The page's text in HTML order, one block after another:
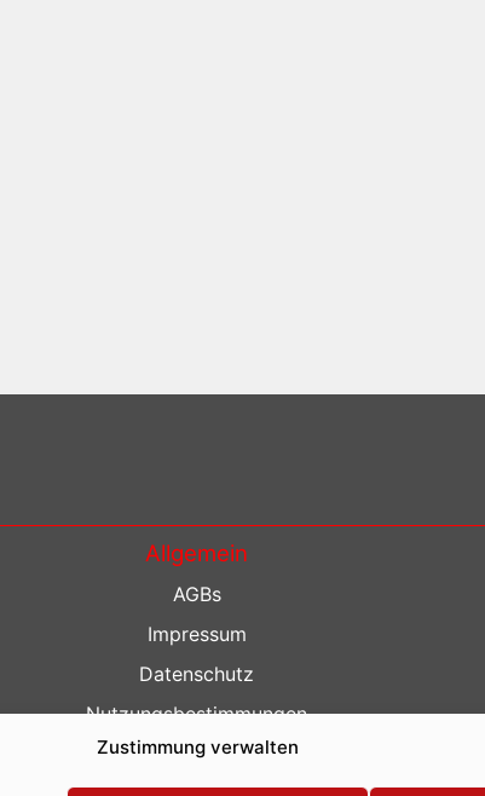
Zustimmung verwalten
Allgemein
AGBs
Impressum
Datenschutz
Nutzungsbestimmungen
Kontakt